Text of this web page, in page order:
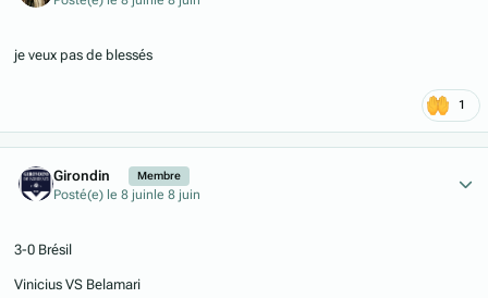
je veux pas de blessés
1
Girondin Membre
Posté(e) le 8 juin le 8 juin
3-0 Brésil
Vinicius VS Belamari